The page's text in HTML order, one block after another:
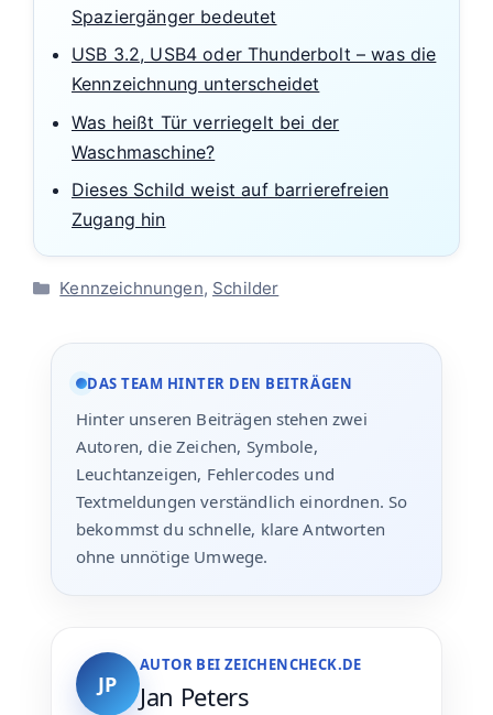
Spaziergänger bedeutet
USB 3.2, USB4 oder Thunderbolt – was die
Kennzeichnung unterscheidet
Was heißt Tür verriegelt bei der
Waschmaschine?
Dieses Schild weist auf barrierefreien
Zugang hin
Kategorien
Kennzeichnungen, Schilder
DAS TEAM HINTER DEN BEITRÄGEN
Hinter unseren Beiträgen stehen zwei
Autoren, die Zeichen, Symbole,
Leuchtanzeigen, Fehlercodes und
Textmeldungen verständlich einordnen. So
bekommst du schnelle, klare Antworten
ohne unnötige Umwege.
JP
AUTOR BEI ZEICHENCHECK.DE
Jan Peters